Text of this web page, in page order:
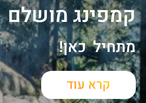
קמפינג מושלם
מתחיל כאן!
קרא עוד